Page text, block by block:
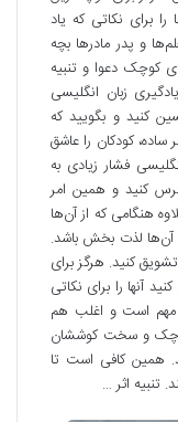
را برای نکاتی که یاد
و پدر مادرها بچه­‌
کوچک دعوا و تنبیه
زبان انگلیسی
کنید و بگویید که
کودکان را عاشق
فشار زیادی به
کنید و همین امر
هنگامی که از آن­‌ها
آن‌­ها لذت بخش باشد.
کنید. هرگز برای
آنها را برای نکاتی
مهم است و اغلب هم
کوچک و سخت کوششان
همین کافی است تا
تنبیه اثر …